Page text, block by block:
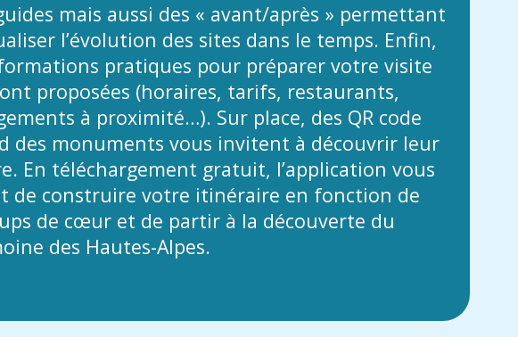
mais aussi des « avant/après » permettant
l’évolution des sites dans le temps. Enfin,
pratiques pour préparer votre visite
proposées (horaires, tarifs, restaurants,
à proximité…). Sur place, des QR code
des monuments vous invitent à découvrir leur
En téléchargement gratuit, l’application vous
de construire votre itinéraire en fonction de
de cœur et de partir à la découverte du
des Hautes-Alpes.